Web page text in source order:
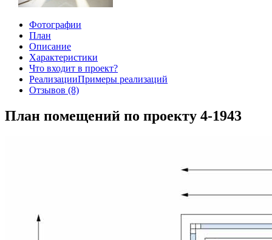
Фотографии
План
Описание
Характеристики
Что входит в проект?
РеализацииПримеры реализаций
Отзывов (8)
План помещений по проекту 4-1943